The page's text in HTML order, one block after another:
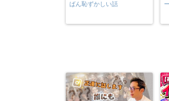
ばん恥ずかしい話